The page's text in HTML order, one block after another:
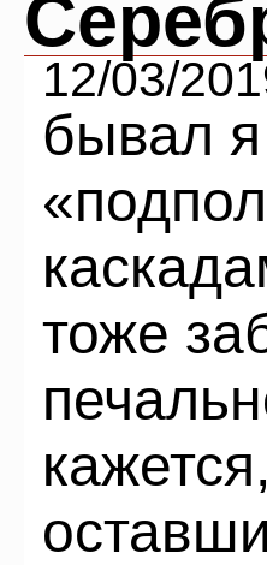
12/03/
бывал
тоже